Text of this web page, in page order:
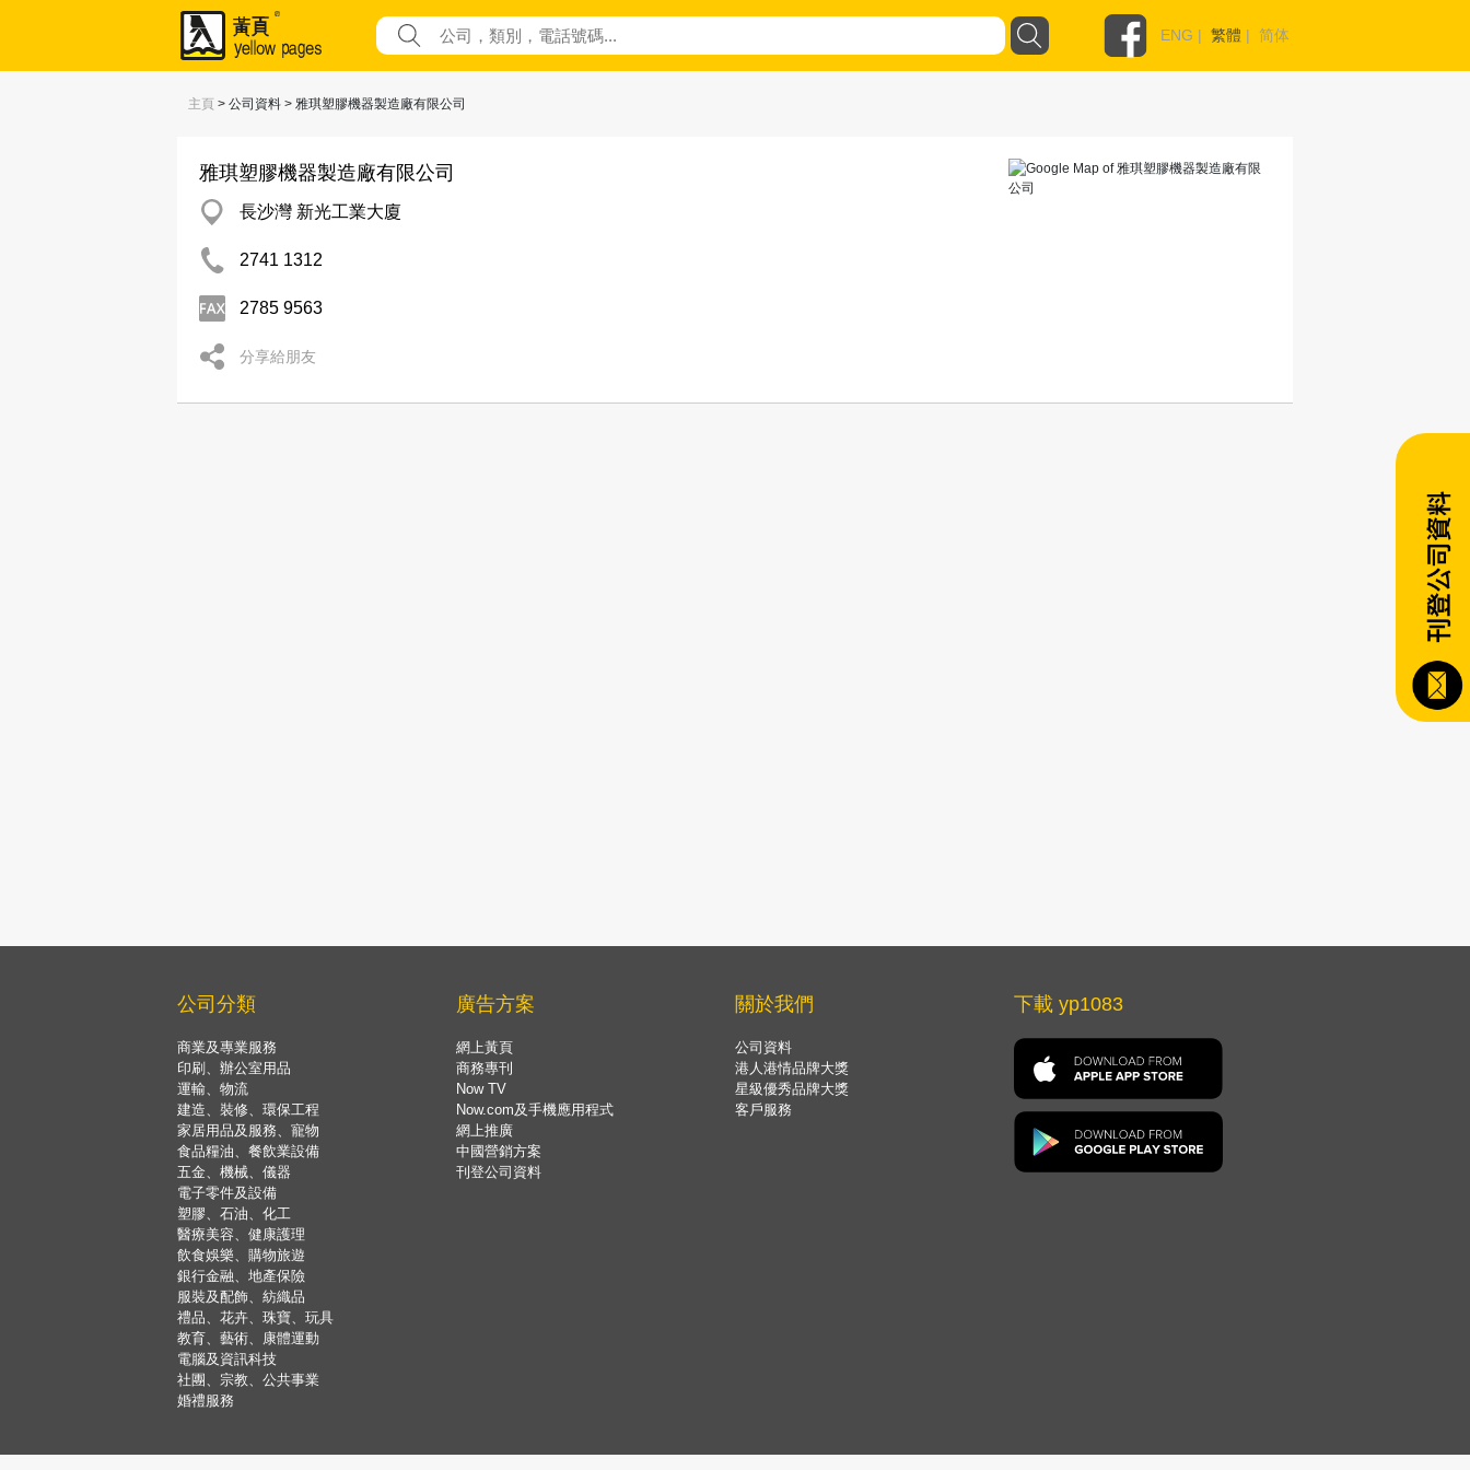
ENG | 繁體 | 简体
主頁 > 公司資料 > 雅琪塑膠機器製造廠有限公司
雅琪塑膠機器製造廠有限公司
長沙灣 新光工業大廈
2741 1312
2785 9563
分享給朋友
公司分類
商業及專業服務
印刷、辦公室用品
運輸、物流
建造、裝修、環保工程
家居用品及服務、寵物
食品糧油、餐飲業設備
五金、機械、儀器
電子零件及設備
塑膠、石油、化工
醫療美容、健康護理
飲食娛樂、購物旅遊
銀行金融、地產保險
服裝及配飾、紡織品
禮品、花卉、珠寶、玩具
教育、藝術、康體運動
電腦及資訊科技
社團、宗教、公共事業
婚禮服務
廣告方案
網上黃頁
商務專刊
Now TV
Now.com及手機應用程式
網上推廣
中國營銷方案
刊登公司資料
關於我們
公司資料
港人港情品牌大獎
星級優秀品牌大獎
客戶服務
下載 yp1083